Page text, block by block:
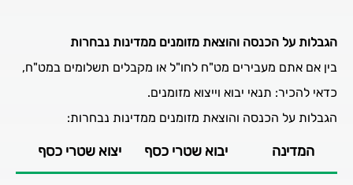
הגבלות על הכנסה והוצאת מזומנים ממדינות נבחרות
בין אם אתם מעבירים מט"ח לחו"ל או מקבלים תשלומים במט"ח,
כדאי להכיר: תנאי יבוא וייצוא מזומנים.
הגבלות על הכנסה והוצאת מזומנים ממדינות נבחרות:
המדינה יבוא שטרי כסף יצוא שטרי כסף